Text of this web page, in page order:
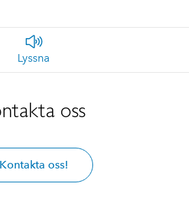
Lyssna
oss
Kontakta oss!